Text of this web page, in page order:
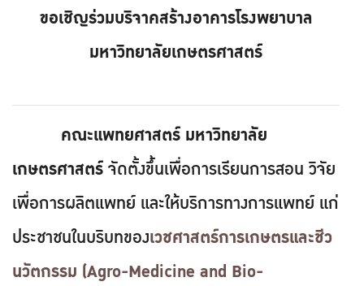
ขอเชิญร่วมบริจาคสร้างอาคารโรงพยาบาล
มหาวิทยาลัยเกษตรศาสตร์
คณะแพทยศาสตร์ มหาวิทยาลัย
เกษตรศาสตร์จัดตั้งขึ้นเพื่อการเรียนการสอน วิจัย
เพื่อการผลิตแพทย์ และให้บริการทางการแพทย์ แก่
ประชาชนในบริบทของเวชศาสตร์การเกษตรและชีว
นวัตกรรม (Agro-Medicine and Bio-